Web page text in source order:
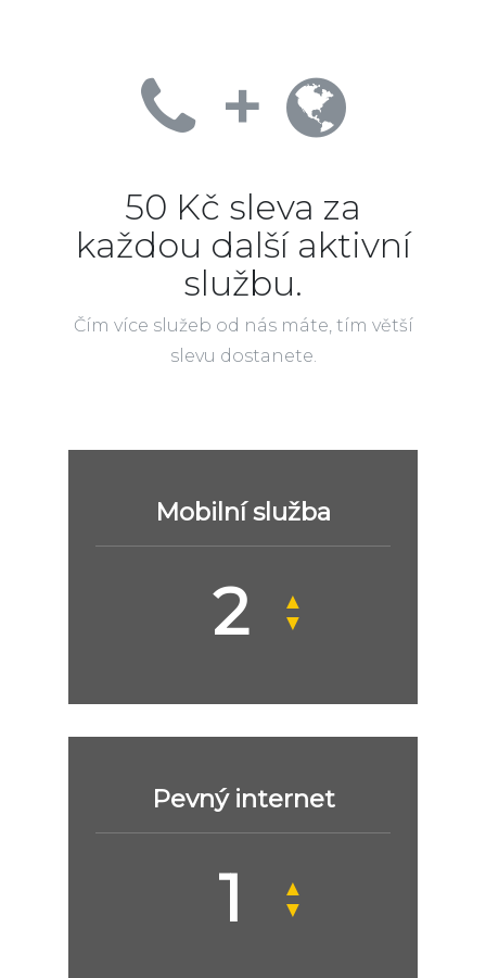
+
50 Kč sleva za
každou další aktivní
službu.
Čím více služeb od nás máte, tím větší
slevu dostanete.
Mobilní služba
▲
▼
Pevný internet
▲
▼